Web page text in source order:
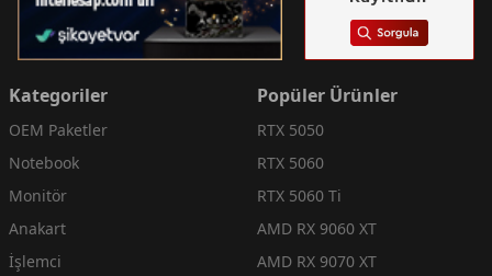
Kategoriler
OEM Paketler
Notebook
Monitör
Anakart
İşlemci
Popüler Ürünler
RTX 5050
RTX 5060
RTX 5060 Ti
AMD RX 9060 XT
AMD RX 9070 XT